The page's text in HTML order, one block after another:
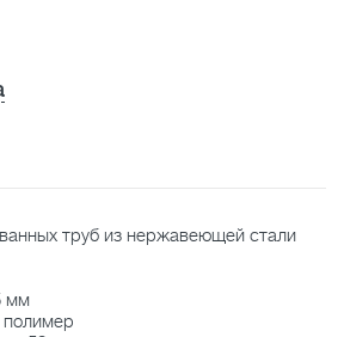
труб из нержавеющей стали
мм